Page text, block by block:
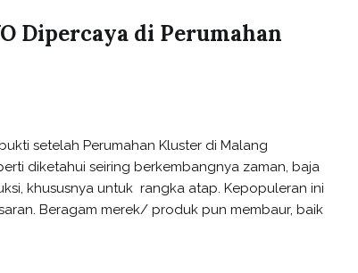
Dipercaya di Perumahan
setelah Perumahan Kluster di Malang
diketahui seiring berkembangnya zaman, baja
khususnya untuk rangka atap. Kepopuleran ini
Beragam merek/ produk pun membaur, baik